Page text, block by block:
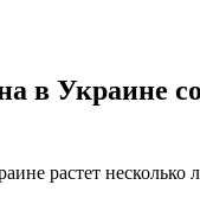
в Украине
растет